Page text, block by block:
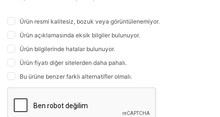
Ürün resmi kalitesiz, bozuk veya görüntülenemiyor.
Ürün açıklamasında eksik bilgiler bulunuyor.
Ürün bilgilerinde hatalar bulunuyor.
Ürün fiyatı diğer sitelerden daha pahalı.
Bu ürüne benzer farklı alternatifler olmalı.